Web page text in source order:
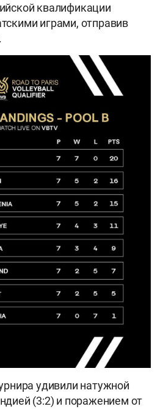
квалификации
играми, отправив
удивили натужной
(3:2) и поражением от